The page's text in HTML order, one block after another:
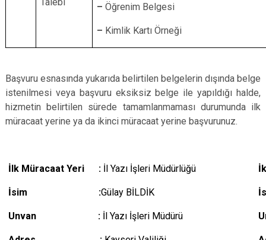
–Öğrenim Belgesi
– Kimlik Kartı Örneği
Başvuru esnasında yukarıda belirtilen belgelerin dışında belge
istenilmesi veya başvuru eksiksiz belge ile yapıldığı halde,
hizmetin belirtilen sürede tamamlanmaması durumunda ilk
müracaat yerine ya da ikinci müracaat yerine başvurunuz.
İlk Müracaat Yeri :İl Yazı İşleri Müdürlüğü
İsim :Gülay BİLDİK
Unvan :İl Yazı İşleri Müdürü